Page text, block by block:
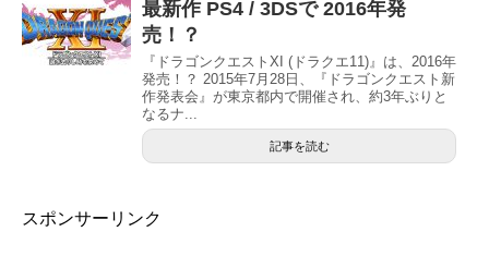
最新作 PS4 / 3DSで 2016年発
売！？
『ドラゴンクエストXI (ドラクエ11)』は、2016年
発売！？ 2015年7月28日、『ドラゴンクエスト新
作発表会』が東京都内で開催され、約3年ぶりと
なるナ...
記事を読む
スポンサーリンク